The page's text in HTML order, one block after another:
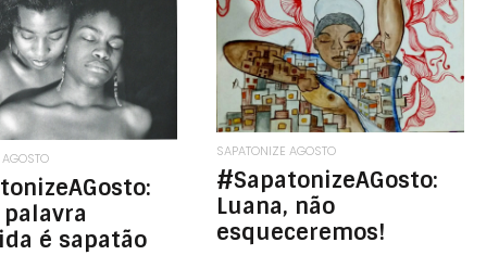
LEIA MAIS
é sapatão
LEIA MAIS
SAPATONIZE AGOSTO
#SapatonizeAGosto:
Luana, não
esqueceremos!